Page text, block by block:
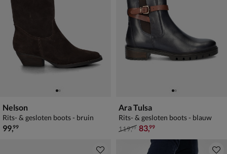
Nelson
Rits- & gesloten boots - bruin
€ 99,99
99,99
Ara Tulsa
Rits- & gesloten boots - blauw
van € 119,99 voor € 83,99
119,99 83,99